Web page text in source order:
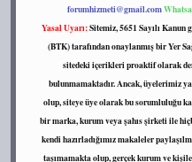
forumhizmeti@gmail.com
Yasal Uyarı:Sitemiz, 5651 Sayılı
(BTK) tarafından onaylanmış bir Yer
sitedeki içerikleri proaktif olarak
bulunmamaktadır. Ancak, üyelerimiz
olup, siteye üye olarak bu sorumluluğu
bir marka, kurum veya şahıs şirketi ile
kendi hazırladığımız makaleler
taşımamakta olup, gerçek kurum ve